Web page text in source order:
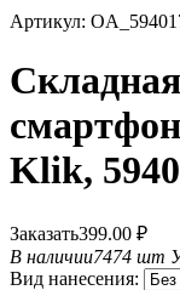
Артикул:
Klik,
Заказать399.00 ₽
В наличии7474 шт
Вид нанесения: